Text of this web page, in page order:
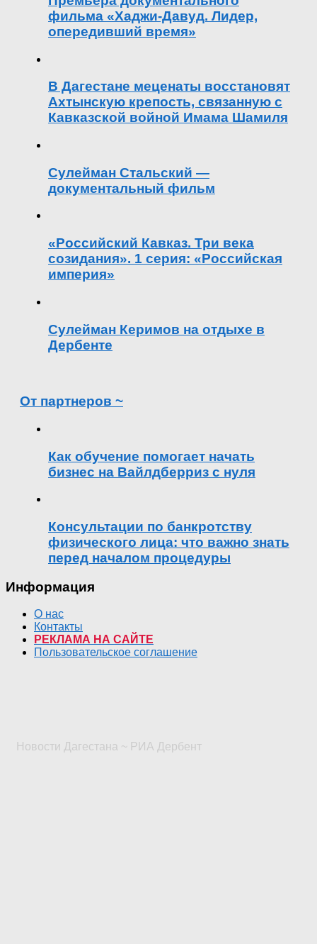
фильма «Хаджи-Давуд. Лидер,
опередивший время»
В Дагестане меценаты восстановят
Ахтынскую крепость, связанную с
Кавказской войной Имама Шамиля
Сулейман Стальский —
документальный фильм
«Российский Кавказ. Три века
созидания». 1 серия: «Российская
империя»
Сулейман Керимов на отдыхе в
Дербенте
От партнеров ~
Как обучение помогает начать
бизнес на Вайлдберриз с нуля
Консультации по банкротству
физического лица: что важно знать
перед началом процедуры
Информация
О нас
Контакты
РЕКЛАМА НА САЙТЕ
Пользовательское соглашение
Новости Дагестана ~ РИА Дербент